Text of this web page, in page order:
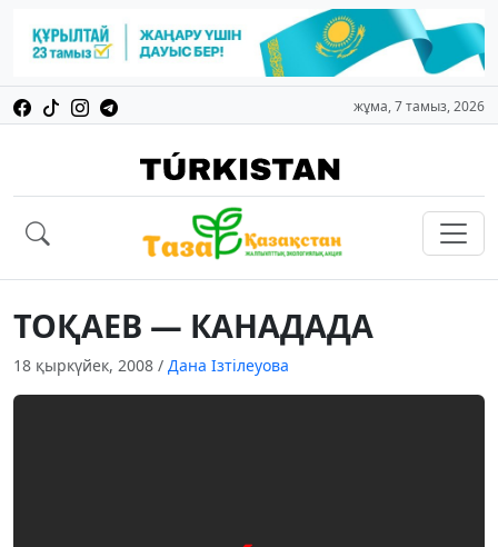
жұма, 7 тамыз, 2026
ТОҚАЕВ — КАНАДАДА
18 қыркүйек, 2008 / Дана Ізтілеуова